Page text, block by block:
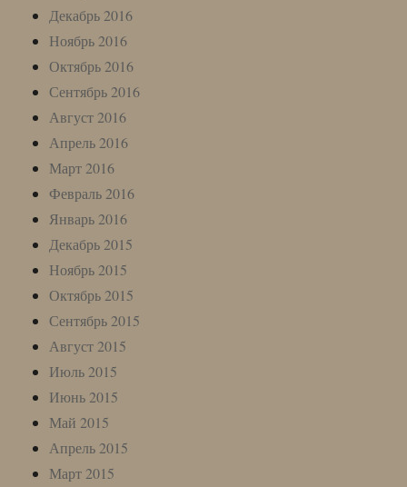
Декабрь 2016
Ноябрь 2016
Октябрь 2016
Сентябрь 2016
Август 2016
Апрель 2016
Март 2016
Февраль 2016
Январь 2016
Декабрь 2015
Ноябрь 2015
Октябрь 2015
Сентябрь 2015
Август 2015
Июль 2015
Июнь 2015
Май 2015
Апрель 2015
Март 2015